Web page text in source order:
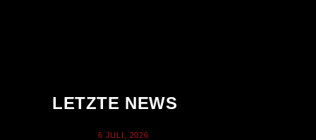
LETZTE NEWS
6 JULI, 2026